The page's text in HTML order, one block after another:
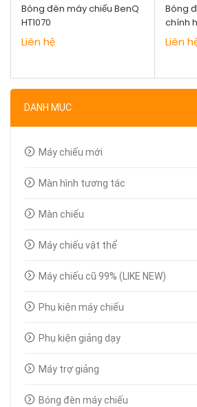
DANH MỤC
Máy chiếu mới
Màn hình tương tác
Màn chiếu
Máy chiếu vật thể
Máy chiếu cũ 99% (LIKE NEW)
Phụ kiện máy chiếu
Phụ kiện giảng dạy
Máy trợ giảng
Bóng đèn máy chiếu
Bóng đèn máy chiếu BenQ
HT1070
Liên hệ
Bóng
chính
Liên